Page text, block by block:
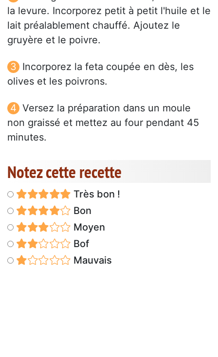
la levure. Incorporez petit à petit l'huile et le
lait préalablement chauffé. Ajoutez le
gruyère et le poivre.
Incorporez la feta coupée en dès, les
olives et les poivrons.
Versez la préparation dans un moule
non graissé et mettez au four pendant 45
minutes.
Notez cette recette
Très bon !
Bon
Moyen
Bof
Mauvais